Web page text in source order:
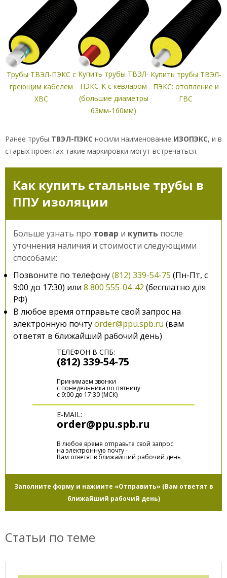
Ваш номер телефона
Выбранные товары
Трубы ТВЭЛ-ПЭКС с
греющим кабелем
ХВС
Купить трубы ТВЭЛ-
ПЭКС-К с кевларом
(большие диаметры
63мм-160мм)
Купить трубы ТВЭЛ-
ПЭКС: отопление и
ГВС
Ранее трубы ТВЭЛ-ПЭКС носили наименование ИЗОПЭКС, и в
старых проектах такие маркировки могут встречаться.
Как купить стальные трубы в
ППУ изоляции
Больше узнать про товар и купить после
уточнения наличия и стоимости следующими
способами:
Позвоните по телефону(812) 339-54-75 (Пн-Пт, с
9:00 до 17:30) или 8 800 555-04-42 (бесплатно для
РФ)
В любое время отправьте свой запрос на
электронную почтуorder@ppu.spb.ru (вам
ответят в ближайший рабочий день)
ТЕЛЕФОН В СПБ:
(812) 339-54-75
Принимаем звонки
с понедельника по пятницу
с 9:00 до 17:30 (МСК)
E-MAIL:
order@ppu.spb.ru
В любое время отправьте свой запрос
на электронную почту -
Вам ответят в ближайший рабочий день
Заполните форму и нажмите «Отправить» (Вам ответят в
ближайший рабочий день)
Статьи по теме